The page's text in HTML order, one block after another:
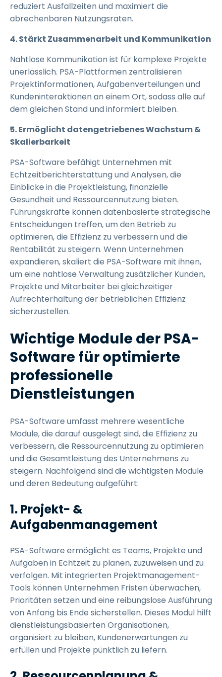
reduziert Ausfallzeiten und maximiert die
abrechenbaren Nutzungsraten.
4. Stärkt Zusammenarbeit und Kommunikation
Nahtlose Kommunikation ist für komplexe Projekte
unerlässlich. PSA-Plattformen zentralisieren
Projektinformationen, Aufgabenverteilungen und
Kundeninteraktionen an einem Ort, sodass alle auf
dem gleichen Stand und informiert bleiben.
5. Ermöglicht datengetriebenes Wachstum &
Skalierbarkeit
PSA-Software befähigt Unternehmen mit
Echtzeitberichterstattung und Analysen, die
Einblicke in die Projektleistung, finanzielle
Gesundheit und Ressourcennutzung bieten.
Führungskräfte können datenbasierte strategische
Entscheidungen treffen, um den Betrieb zu
optimieren, die Effizienz zu verbessern und die
Rentabilität zu steigern. Wenn Unternehmen
expandieren, skaliert die PSA-Software mit ihnen,
um eine nahtlose Verwaltung zusätzlicher Kunden,
Projekte und Mitarbeiter bei gleichzeitiger
Aufrechterhaltung der betrieblichen Effizienz
sicherzustellen.
Wichtige Module der PSA-
Software für optimierte
professionelle
Dienstleistungen
PSA-Software umfasst mehrere wesentliche
Module, die darauf ausgelegt sind, die Effizienz zu
verbessern, die Ressourcennutzung zu optimieren
und die Gesamtleistung des Unternehmens zu
steigern. Nachfolgend sind die wichtigsten Module
und deren Bedeutung aufgeführt:
1. Projekt- &
Aufgabenmanagement
PSA-Software ermöglicht es Teams, Projekte und
Aufgaben in Echtzeit zu planen, zuzuweisen und zu
verfolgen. Mit integrierten Projektmanagement-
Tools können Unternehmen Fristen überwachen,
Prioritäten setzen und eine reibungslose Ausführung
von Anfang bis Ende sicherstellen. Dieses Modul hilft
dienstleistungsbasierten Organisationen,
organisiert zu bleiben, Kundenerwartungen zu
erfüllen und Projekte pünktlich zu liefern.